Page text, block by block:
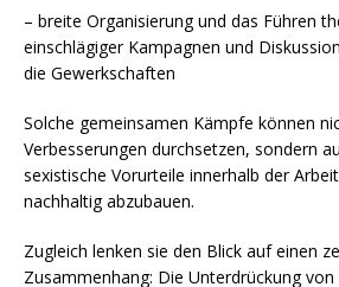
– breite Organisierung und das Führen
einschlägiger Kampagnen und
die Gewerkschaften
Solche gemeinsamen Kämpfe können
Verbesserungen durchsetzen, sondern
sexistische Vorurteile innerhalb der
nachhaltig abzubauen.
Zugleich lenken sie den Blick auf einen
Zusammenhang: Die Unterdrückung